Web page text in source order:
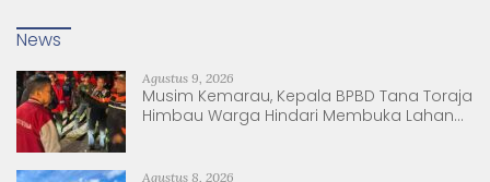
News
Agustus 9, 2026
Musim Kemarau, Kepala BPBD Tana Toraja
Himbau Warga Hindari Membuka Lahan
Agustus 8, 2026